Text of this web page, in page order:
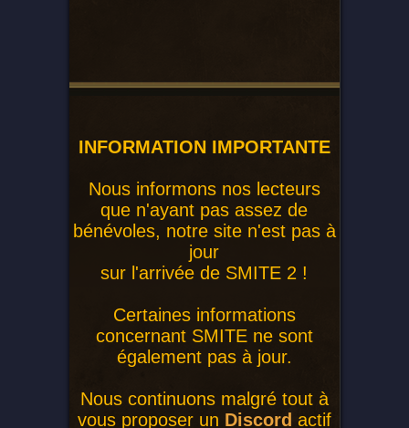
INFORMATION IMPORTANTE
Nous informons nos lecteurs
que n'ayant pas assez de
bénévoles, notre site n'est pas à
jour
sur l'arrivée de SMITE 2 !
Certaines informations
concernant SMITE ne sont
également pas à jour.
Nous continuons malgré tout à
vous proposer un Discord actif